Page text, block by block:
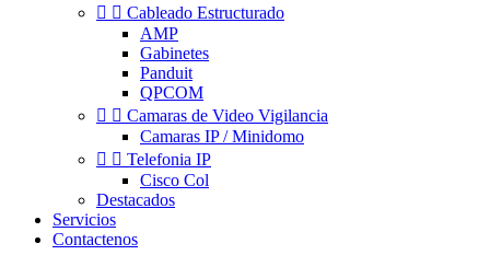
  Cableado Estructurado
AMP
Gabinetes
Panduit
QPCOM
  Camaras de Video Vigilancia
Camaras IP / Minidomo
  Telefonia IP
Cisco Col
Destacados
Servicios
Contactenos